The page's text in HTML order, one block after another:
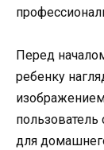
Перед
ребенку
для